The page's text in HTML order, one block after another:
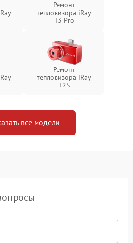
Ремонт
тепловизора iRay
T3 Pro
Ремонт
тепловизора iRay
T2S
все модели